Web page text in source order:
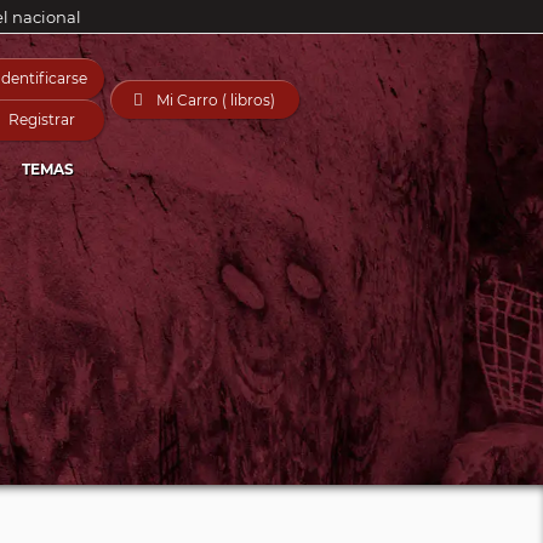
nacional
Registrar
 Mi Carro ( libros)
TEMAS